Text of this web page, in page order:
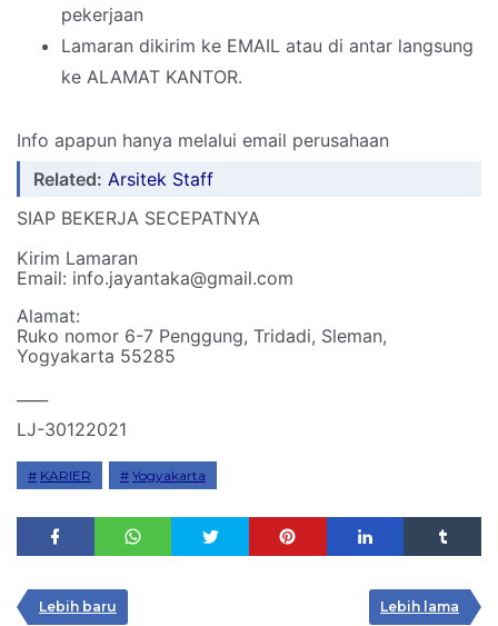
pekerjaan
Lamaran dikirim ke EMAIL atau di antar langsung
ke ALAMAT KANTOR.
Info apapun hanya melalui email perusahaan
Related: Arsitek Staff
SIAP BEKERJA SECEPATNYA
Kirim Lamaran
Email: info.jayantaka@gmail.com
Alamat:
Ruko nomor 6-7 Penggung, Tridadi, Sleman,
Yogyakarta 55285
LJ-30122021
KARIER Yogyakarta
Lebih baru Lebih lama